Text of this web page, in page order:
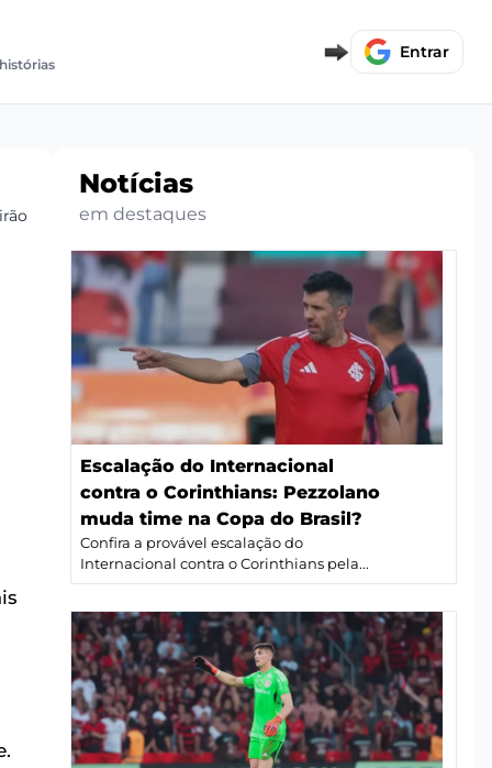
Entrar
Notícias
em destaques
Escalação do Internacional
contra o Corinthians: Pezzolano
muda time na Copa do Brasil?
Confira a provável escalação do
Internacional contra o Corinthians pela...